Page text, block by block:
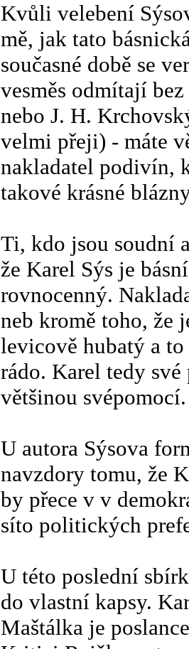
Kvůli velebení
mě, jak tato
současné době se
vesměs odmítají
nebo J. H.
velmi přeji) - máte
nakladatel podivín,
takové krásné
Ti, kdo jsou soudní
že Karel Sýs je
rovnocenný.
neb kromě toho, že
levicově hubatý a
rádo. Karel tedy
většinou svépomocí.
U autora Sýsova
navzdory tomu, že
by přece v v
síto politických
U této poslední
do vlastní kapsy.
Maštálka je